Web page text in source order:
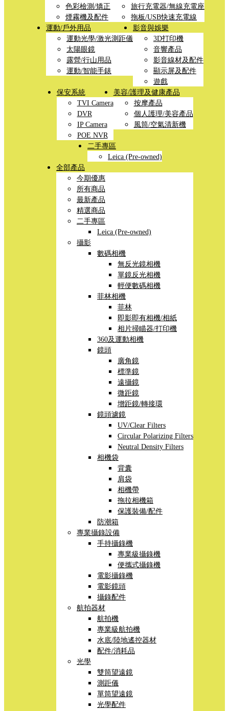
色彩檢測/矯正
煙霧機及配件
旅行充電器/無線充電座
拖板/USB快速充電線
運動/戶外用品
運動光學/激光測距儀
太陽眼鏡
露營/行山用品
運動/智能手錶
影音與娛樂
3D打印機
音響產品
影音線材及配件
顯示屏及配件
遊戲
保安系統
TVI Camera
DVR
IP Camera
POE NVR
美容/護理及健康產品
按摩產品
個人護理/美容產品
風筒/空氣清新機
二手專區
Leica (Pre-owned)
全部產品
今期優惠
所有商品
最新產品
精選商品
二手專區
Leica (Pre-owned)
攝影
數碼相機
無反光鏡相機
單鏡反光相機
輕便數碼相機
菲林相機
菲林
即影即有相機/相紙
相片掃瞄器/打印機
360及運動相機
鏡頭
廣角鏡
標準鏡
遠攝鏡
微距鏡
增距鏡/轉接環
鏡頭濾鏡
UV/Clear Filters
Circular Polarizing Filters
Neutral Density Filters
相機袋
背囊
肩袋
相機帶
拖拉相機箱
保護裝備/配件
防潮箱
專業攝錄設備
手持攝錄機
專業級攝錄機
便攜式攝錄機
電影攝錄機
電影鏡頭
攝錄配件
航拍器材
航拍機
專業級航拍機
水底/陸地遙控器材
配件/消耗品
光學
雙筒望遠鏡
測距儀
單筒望遠鏡
光學配件